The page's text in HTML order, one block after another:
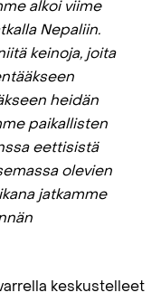
alkoi viime
Nepaliin.
keinoja, joita
heidän
paikallisten
eettisistä
olevien
jatkamme
keskustelleet